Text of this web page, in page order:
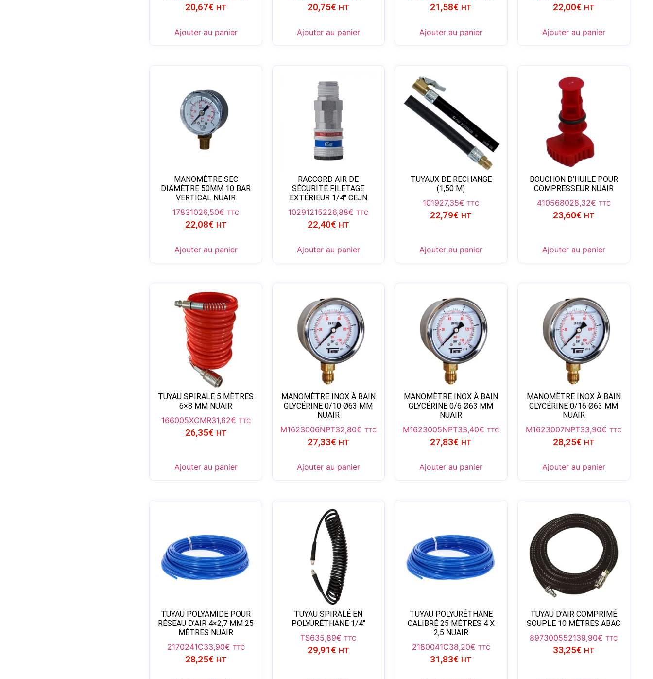
20,67€ HT
Ajouter au panier
20,75€ HT
Ajouter au panier
21,58€ HT
Ajouter au panier
22,00€ HT
Ajouter au panier
MANOMÈTRE SEC
DIAMÈTRE 50MM 10 BAR
VERTICAL NUAIR
17831026,50€ TTC
22,08€ HT
Ajouter au panier
RACCORD AIR DE
SÉCURITÉ FILETAGE
EXTÉRIEUR 1/4″ CEJN
10291215226,88€ TTC
22,40€ HT
Ajouter au panier
TUYAUX DE RECHANGE
(1,50 M)
101927,35€ TTC
22,79€ HT
Ajouter au panier
BOUCHON D’HUILE POUR
COMPRESSEUR NUAIR
410568028,32€ TTC
23,60€ HT
Ajouter au panier
TUYAU SPIRALE 5 MÈTRES
6×8 MM NUAIR
166005XCMR31,62€ TTC
26,35€ HT
Ajouter au panier
MANOMÈTRE INOX À BAIN
GLYCÉRINE 0/10 Ø63 MM
NUAIR
M1623006NPT32,80€ TTC
27,33€ HT
Ajouter au panier
MANOMÈTRE INOX À BAIN
GLYCÉRINE 0/6 Ø63 MM
NUAIR
M1623005NPT33,40€ TTC
27,83€ HT
Ajouter au panier
MANOMÈTRE INOX À BAIN
GLYCÉRINE 0/16 Ø63 MM
NUAIR
M1623007NPT33,90€ TTC
28,25€ HT
Ajouter au panier
TUYAU POLYAMIDE POUR
RÉSEAU D’AIR 4×2,7 MM 25
MÈTRES NUAIR
2170241C33,90€ TTC
28,25€ HT
TUYAU SPIRALÉ EN
POLYURÉTHANE 1/4″
TS635,89€ TTC
29,91€ HT
TUYAU POLYURÉTHANE
CALIBRÉ 25 MÈTRES 4 X
2,5 NUAIR
2180041C38,20€ TTC
31,83€ HT
TUYAU D’AIR COMPRIMÉ
SOUPLE 10 MÈTRES ABAC
897300552139,90€ TTC
33,25€ HT